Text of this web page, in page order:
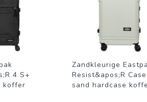
4 S+
koffer
Zandkleurige
Resist&apos;R Case
sand hardcase